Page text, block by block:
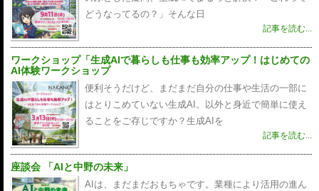
どうなってるの？」そんな日
記事を読む...
ワークショップ「生成AIで暮らしも仕事も効率アップ！はじめての
AI体験ワークショップ
便利そうだけど、まだまだ自分の仕事や生活の一部に
はとりこめていない生成AI。以外と身近で簡単に使え
ることをご存じですか？生成AIを
記事を読む...
座談会 「AIと中野の未来」
AIは、まだまだおもちゃです。業種により活用の進ん